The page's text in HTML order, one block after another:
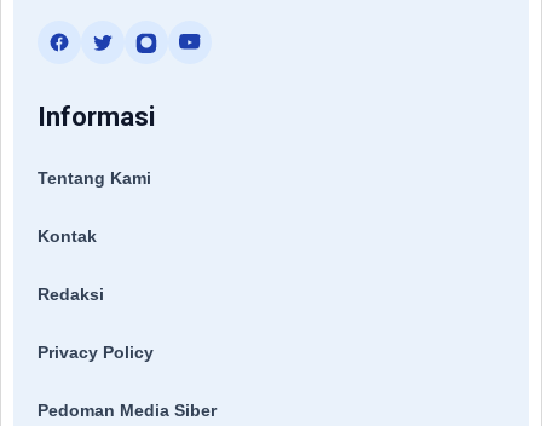
Informasi
Tentang Kami
Kontak
Redaksi
Privacy Policy
Pedoman Media Siber